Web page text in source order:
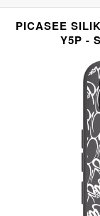
PICASEE
Y5P -